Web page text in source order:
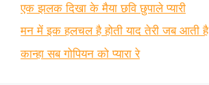
एक झलक दिखा के मैया छवि छुपाले प्यारी
मन में इक हलचल है होती याद तेरी जब आती है
कान्हा सब गोपियन को प्यारा रे